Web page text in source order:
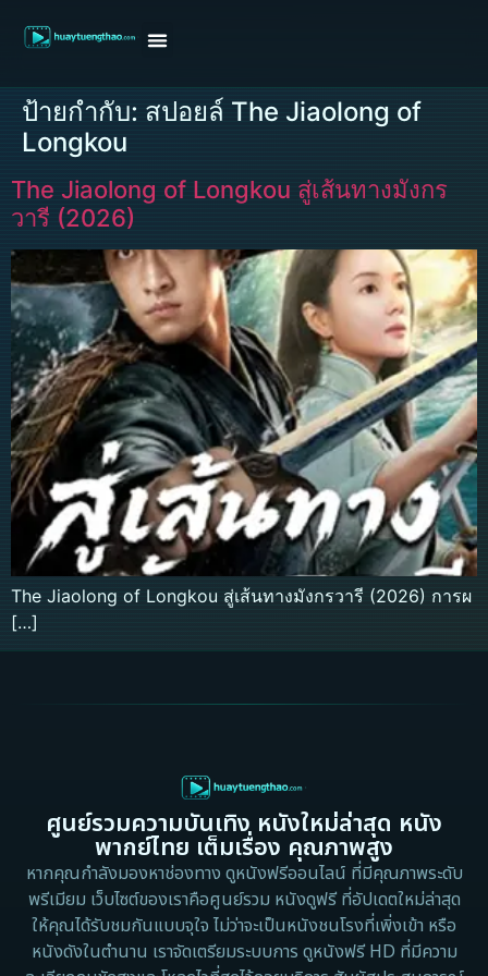
ป้ายกำกับ: สปอยล์ The Jiaolong of
Longkou
The Jiaolong of Longkou สู่เส้นทางมังกร
วารี (2026)
The Jiaolong of Longkou สู่เส้นทางมังกรวารี (2026) การผ
[…]
ศูนย์รวมความบันเทิง หนังใหม่ล่าสุด หนัง
พากย์ไทย เต็มเรื่อง คุณภาพสูง
หากคุณกำลังมองหาช่องทาง ดูหนังฟรีออนไลน์ ที่มีคุณภาพระดับ
พรีเมียม เว็บไซต์ของเราคือศูนย์รวม หนังดูฟรี ที่อัปเดตใหม่ล่าสุด
ให้คุณได้รับชมกันแบบจุใจ ไม่ว่าจะเป็นหนังชนโรงที่เพิ่งเข้า หรือ
หนังดังในตำนาน เราจัดเตรียมระบบการ ดูหนังฟรี HD ที่มีความ